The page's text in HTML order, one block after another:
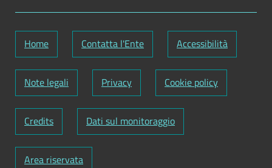
Home Contatta l'Ente Accessibilità
Note legali Privacy Cookie policy
Credits Dati sul monitoraggio
Area riservata